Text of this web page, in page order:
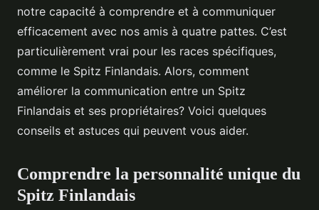
notre capacité à comprendre et à communiquer
efficacement avec nos amis à quatre pattes. C’est
particulièrement vrai pour les races spécifiques,
comme le Spitz Finlandais. Alors, comment
améliorer la communication entre un Spitz
Finlandais et ses propriétaires? Voici quelques
conseils et astuces qui peuvent vous aider.
Comprendre la personnalité unique du
Spitz Finlandais